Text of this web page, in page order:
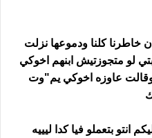
كلنا ودموعها نزلت
لو متجوزتيش ابنهم اخوكي
عاوزه اخوكي يم"وت
انتو بتعملو فيا كدا ليييه